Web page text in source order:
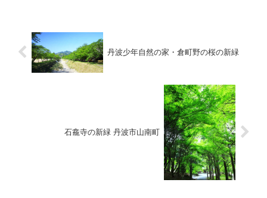
丹波少年自然の家・倉町野の桜の新緑
石龕寺の新緑 丹波市山南町